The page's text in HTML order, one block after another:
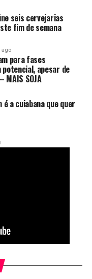
seis cervejarias
fim de semana
ago
para fases
apesar de
SOJA
é a cuiabana que quer